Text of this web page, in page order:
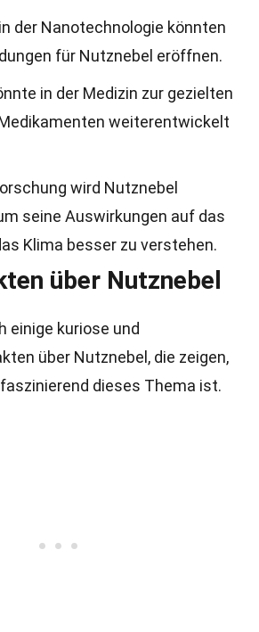
der Nanotechnologie könnten
für Nutznebel eröffnen.
in der Medizin zur gezielten
weiterentwickelt
wird Nutznebel
seine Auswirkungen auf das
Klima besser zu verstehen.
über Nutznebel
einige kuriose und
über Nutznebel, die zeigen,
dieses Thema ist.